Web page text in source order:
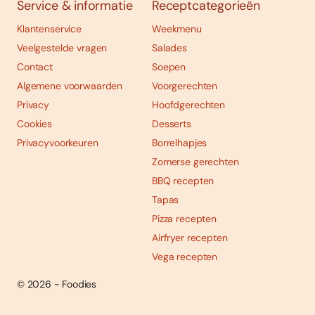
Service & informatie
Klantenservice
Veelgestelde vragen
Contact
Algemene voorwaarden
Privacy
Cookies
Privacyvoorkeuren
Receptcategorieën
Weekmenu
Salades
Soepen
Voorgerechten
Hoofdgerechten
Desserts
Borrelhapjes
Zomerse gerechten
BBQ recepten
Tapas
Pizza recepten
Airfryer recepten
Vega recepten
© 2026 - Foodies